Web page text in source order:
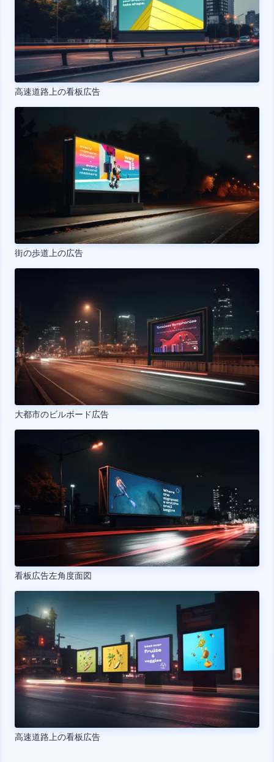
高速道路上の看板広告
街の歩道上の広告
大都市のビルボード広告
看板広告左角度面図
高速道路上の看板広告